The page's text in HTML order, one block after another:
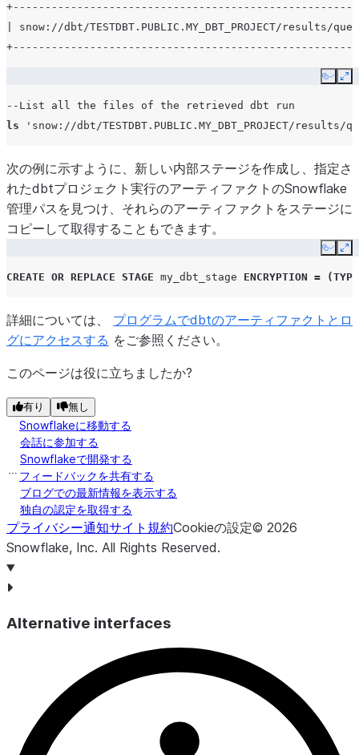
| snow://dbt/TESTDBT.PUBLIC.MY_DBT_PROJECT/results/
Copy
--List all the files of the retrieved dbt run
ls
'snow://dbt/TESTDBT.PUBLIC.MY_DBT_PROJECT/
次の例に示すように、新しい内部ステージを作成し、指定さ
れたdbtプロジェクト実行のアーティファクトのSnowflake
管理パスを見つけ、それらのアーティファクトをステージに
コピーして取得することもできます。
Copy
CREATE OR REPLACE STAGE my_dbt_stage ENCRYPTION = (TYPE
詳細については、 プログラムでdbtのアーティファクトとロ
グにアクセスする をご参照ください。
このページは役に立ちましたか?
有り 無し
Snowflakeに移動する
会話に参加する
Snowflakeで開発する
フィードバックを共有する
ブログでの最新情報を表示する
独自の認定を取得する
プライバシー通知サイト規約Cookieの設定© 2026
Snowflake, Inc. All Rights Reserved.
Alternative interfaces